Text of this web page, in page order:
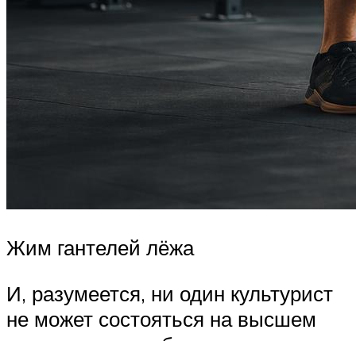
Жим гантелей лёжа
И, разумеется, ни один культурист
не может состояться на высшем